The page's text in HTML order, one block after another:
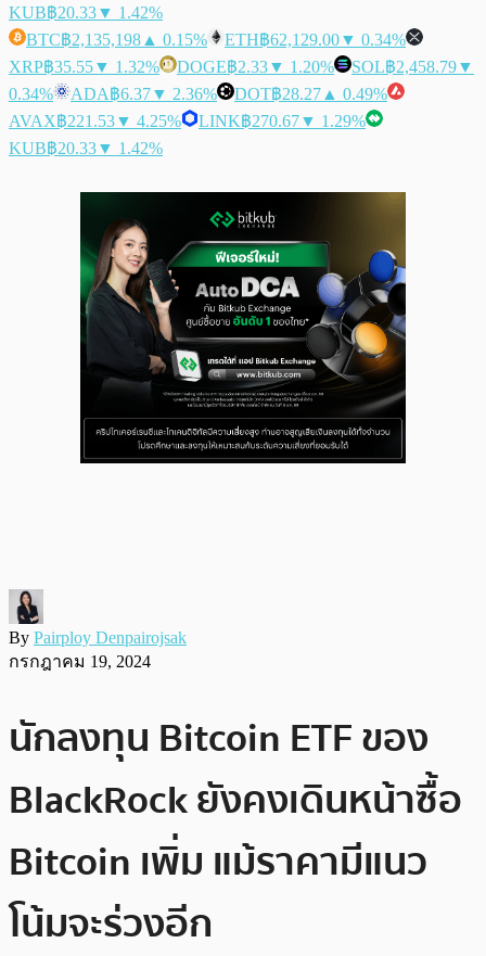
KUB฿20.33▼ 1.42%
BTC฿2,135,198 ▲ 0.15% ETH฿62,129.00▼ 0.34%
XRP฿35.55▼ 1.32% DOGE฿2.33▼ 1.20% SOL฿2,458.79▼
0.34%
ADA฿6.37▼ 2.36% DOT฿28.27 ▲ 0.49%
AVAX฿221.53▼ 4.25% LINK฿270.67▼ 1.29%
KUB฿20.33▼ 1.42%
By Pairploy Denpairojsak
กรกฎาคม 19, 2024
นักลงทุน Bitcoin ETF ของ
BlackRock ยังคงเดินหน้าซื้อ
Bitcoin เพิ่ม แม้ราคามีแนว
โน้มจะร่วงอีก